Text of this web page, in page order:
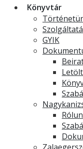
Könyvtár
GYIK